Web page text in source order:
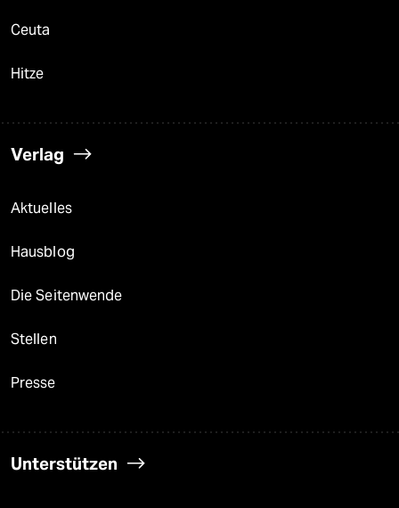
Ceuta
Hitze
Verlag
Aktuelles
Hausblog
Die Seitenwende
Stellen
Presse
Unterstützen